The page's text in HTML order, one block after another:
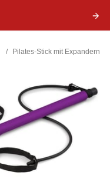
/ Pilates-Stick mit Expandern -